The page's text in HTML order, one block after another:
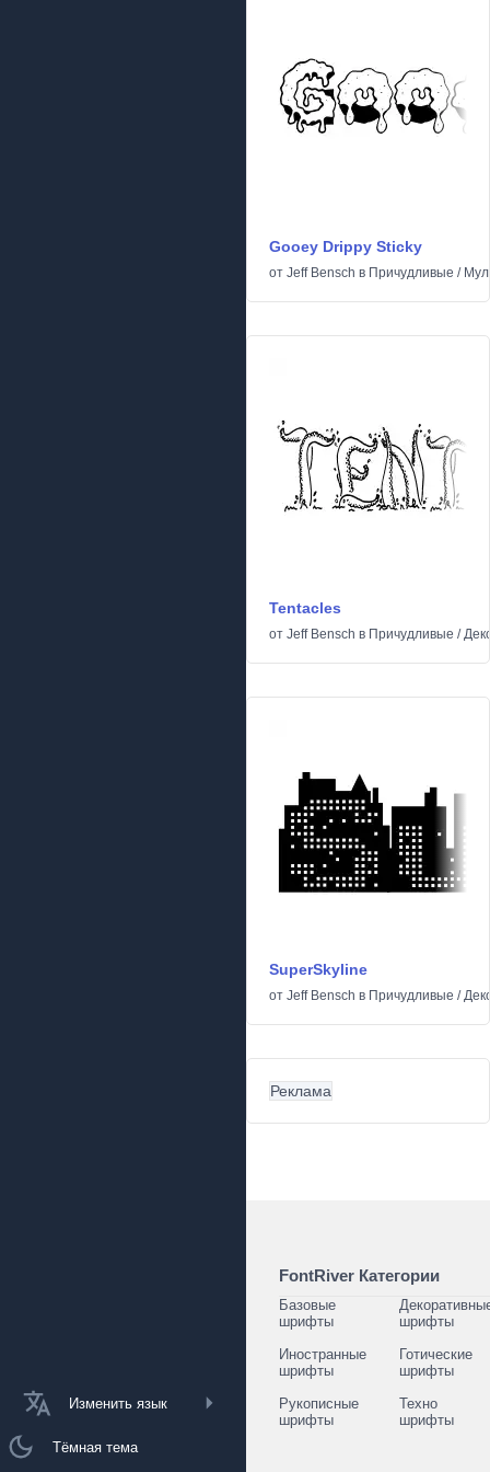
Изменить язык
Тёмная тема
Gooey Drippy Sticky
от Jeff Bensch в Причудливые /
Tentacles
от Jeff Bensch в Причудливые /
SuperSkyline
от Jeff Bensch в Причудливые /
Реклама
FontRiver Категории
Базовые
шрифты
шрифты
Иностранные
шрифты
Готические
шрифты
Рукописные
шрифты
Техно
шрифты